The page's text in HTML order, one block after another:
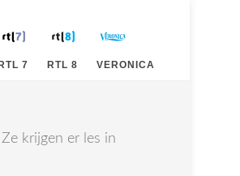
RTL 7 RTL 8 VERONICA
krijgen er les in